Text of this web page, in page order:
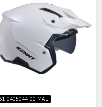
0405044-00 MAL